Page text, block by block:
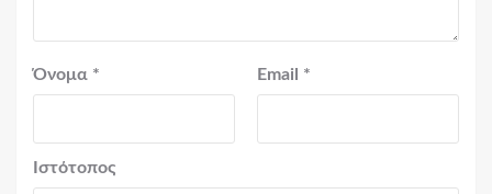
Όνομα * Email *
Ιστότοπος